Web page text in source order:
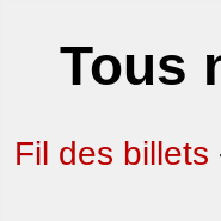
Tous
Fil des billets